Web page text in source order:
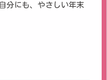
分にも、やさしい年末